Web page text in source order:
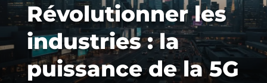
Révolutionner les
industries : la
puissance de la 5G